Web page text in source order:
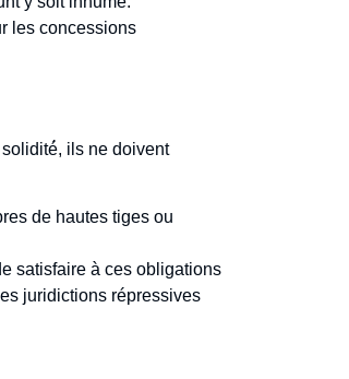
les concessions
ils ne doivent
de hautes tiges ou
satisfaire à ces obligations
juridictions répressives